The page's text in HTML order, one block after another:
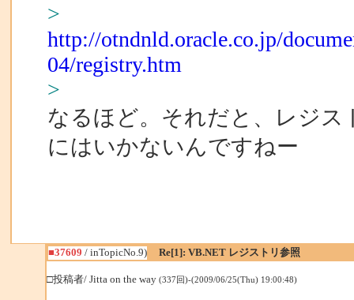
>
http://otndnld.oracle.co.jp/
04/registry.htm
>
なるほど。それだと、レジ
にはいかないんですねー
■37609 / inTopicNo.9) Re[1]: VB.NET レジストリ参照
□投稿者/ Jitta on the way (337回)-(2009/06/25(Thu) 19:00:48)